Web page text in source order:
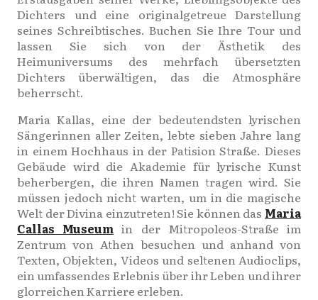
Dichters und eine originalgetreue Darstellung
seines Schreibtisches. Buchen Sie Ihre Tour und
lassen Sie sich von der Ästhetik des
Heimuniversums des mehrfach übersetzten
Dichters überwältigen, das die Atmosphäre
beherrscht.
Maria Kallas, eine der bedeutendsten lyrischen
Sängerinnen aller Zeiten, lebte sieben Jahre lang
in einem Hochhaus in der Patision Straße. Dieses
Gebäude wird die Akademie für lyrische Kunst
beherbergen, die ihren Namen tragen wird. Sie
müssen jedoch nicht warten, um in die magische
Welt der Divina einzutreten! Sie können das Maria
Callas Museum in der Mitropoleos-Straße im
Zentrum von Athen besuchen und anhand von
Texten, Objekten, Videos und seltenen Audioclips,
ein umfassendes Erlebnis über ihr Leben und ihrer
glorreichen Karriere erleben.